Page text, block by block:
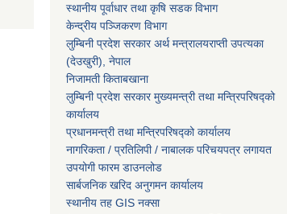
स्थानीय पूर्वाधार तथा कृषि सडक विभाग
केन्द्रीय पञ्जिकरण विभाग
लुम्बिनी प्रदेश सरकार अर्थ मन्त्रालयराप्ती उपत्यका
(देउखुरी), नेपाल
निजामती किताबखाना
लुम्बिनी प्रदेश सरकार मुख्यमन्त्री तथा मन्त्रिपरिषद्को
कार्यालय
प्रधानमन्त्री तथा मन्त्रिपरिषद्को कार्यालय
नागरिकता / प्रतिलिपी / नाबालक परिचयपत्र लगायत
उपयोगी फारम डाउनलोड
सार्बजनिक खरिद अनुगमन कार्यालय
स्थानीय तह GIS नक्सा